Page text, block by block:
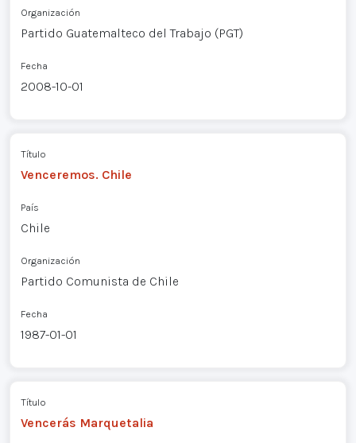
Organización
Partido Guatemalteco del Trabajo (PGT)
Fecha
2008-10-01
Título
Venceremos. Chile
País
Chile
Organización
Partido Comunista de Chile
Fecha
1987-01-01
Título
Vencerás Marquetalia